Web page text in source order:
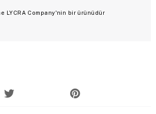
LYCRA Company'nin bir ürünüdür